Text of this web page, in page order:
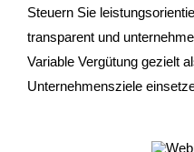
Steuern Sie
transparent und
Variable Vergütung gezielt
Unternehmensziele